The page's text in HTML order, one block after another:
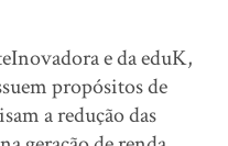
e da eduK,
propósitos de
a redução das